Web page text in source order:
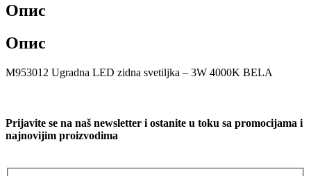
Опис
Опис
M953012 Ugradna LED zidna svetiljka – 3W 4000K BELA
Prijavite se na naš newsletter i ostanite u toku sa promocijama i
najnovijim proizvodima